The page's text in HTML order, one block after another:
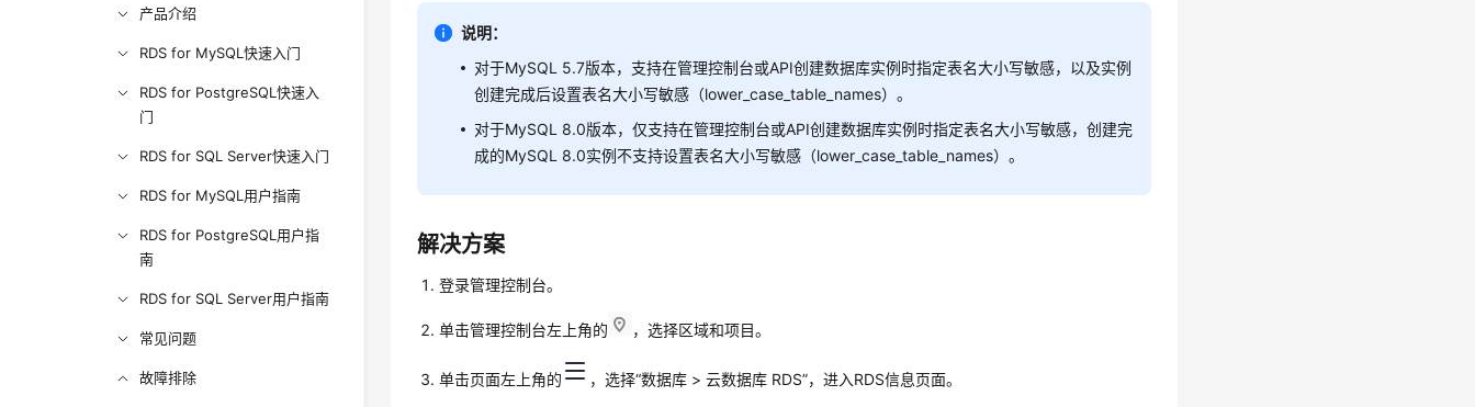
产品介绍
RDS for MySQL快速入门
RDS for PostgreSQL快速入
门
RDS for SQL Server快速入门
RDS for MySQL用户指南
RDS for PostgreSQL用户指
南
RDS for SQL Server用户指南
常见问题
故障排除
说明：
对于MySQL 5.7版本，支持在管理控制台或API创建数据库实例时指定表名大小写敏感，以及实例
创建完成后设置表名大小写敏感（lower_case_table_names）。
对于MySQL 8.0版本，仅支持在管理控制台或API创建数据库实例时指定表名大小写敏感，创建完
成的MySQL 8.0实例不支持设置表名大小写敏感（lower_case_table_names）。
解决方案
登录管理控制台。
单击管理控制台左上角的 ，选择区域和项目。
单击页面左上角的 ，选择“数据库 > 云数据库 RDS”，进入RDS信息页面。